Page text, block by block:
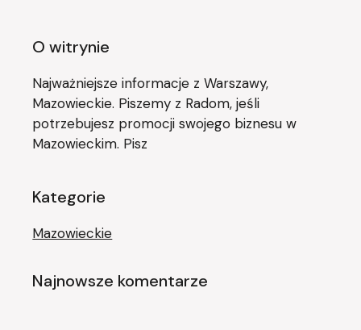
O witrynie
Najważniejsze informacje z Warszawy,
Mazowieckie. Piszemy z Radom, jeśli
potrzebujesz promocji swojego biznesu w
Mazowieckim. Pisz
Kategorie
Mazowieckie
Najnowsze komentarze